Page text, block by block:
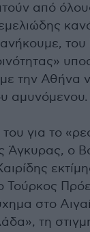
από
την Αθήνα
αμυνόμενου.
για το
Άγκυρας, ο
στο
τη